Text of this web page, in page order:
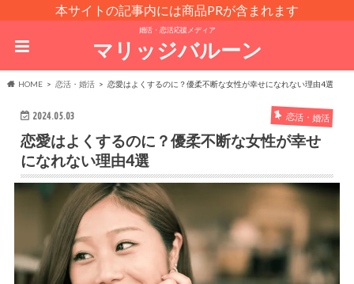
本サイトの記事内には商品PRが含まれます
婚活・恋活応援メディア
マリッジバルーン
HOME 恋活・婚活 恋愛はよくするのに？優柔不断な女性が幸せになれない理由4選
2024.05.03 恋活・婚活
恋愛はよくするのに？優柔不断な女性が幸せ
になれない理由4選